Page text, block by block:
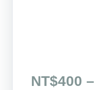
NT$400 –